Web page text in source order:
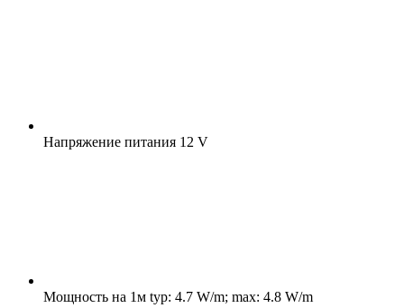
Напряжение питания 12 V
Мощность на 1м typ: 4.7 W/m; max: 4.8 W/m